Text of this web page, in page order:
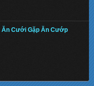
Ăn Cưới Gặp Ăn Cướp